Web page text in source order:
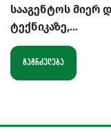
სააგენტოს მიერ
ტექნიკაზე,...
ᲒᲐᲒᲠᲫᲔᲚᲔᲑᲐ